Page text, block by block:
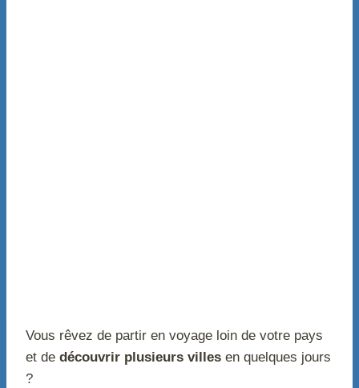
Vous rêvez de partir en voyage loin de votre pays
et de découvrir plusieurs villes en quelques jours
?